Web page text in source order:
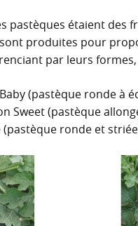
pastèques étaient des
produites pour
par leurs
(pastèque ronde à
Sweet (pastèque
(pastèque ronde et